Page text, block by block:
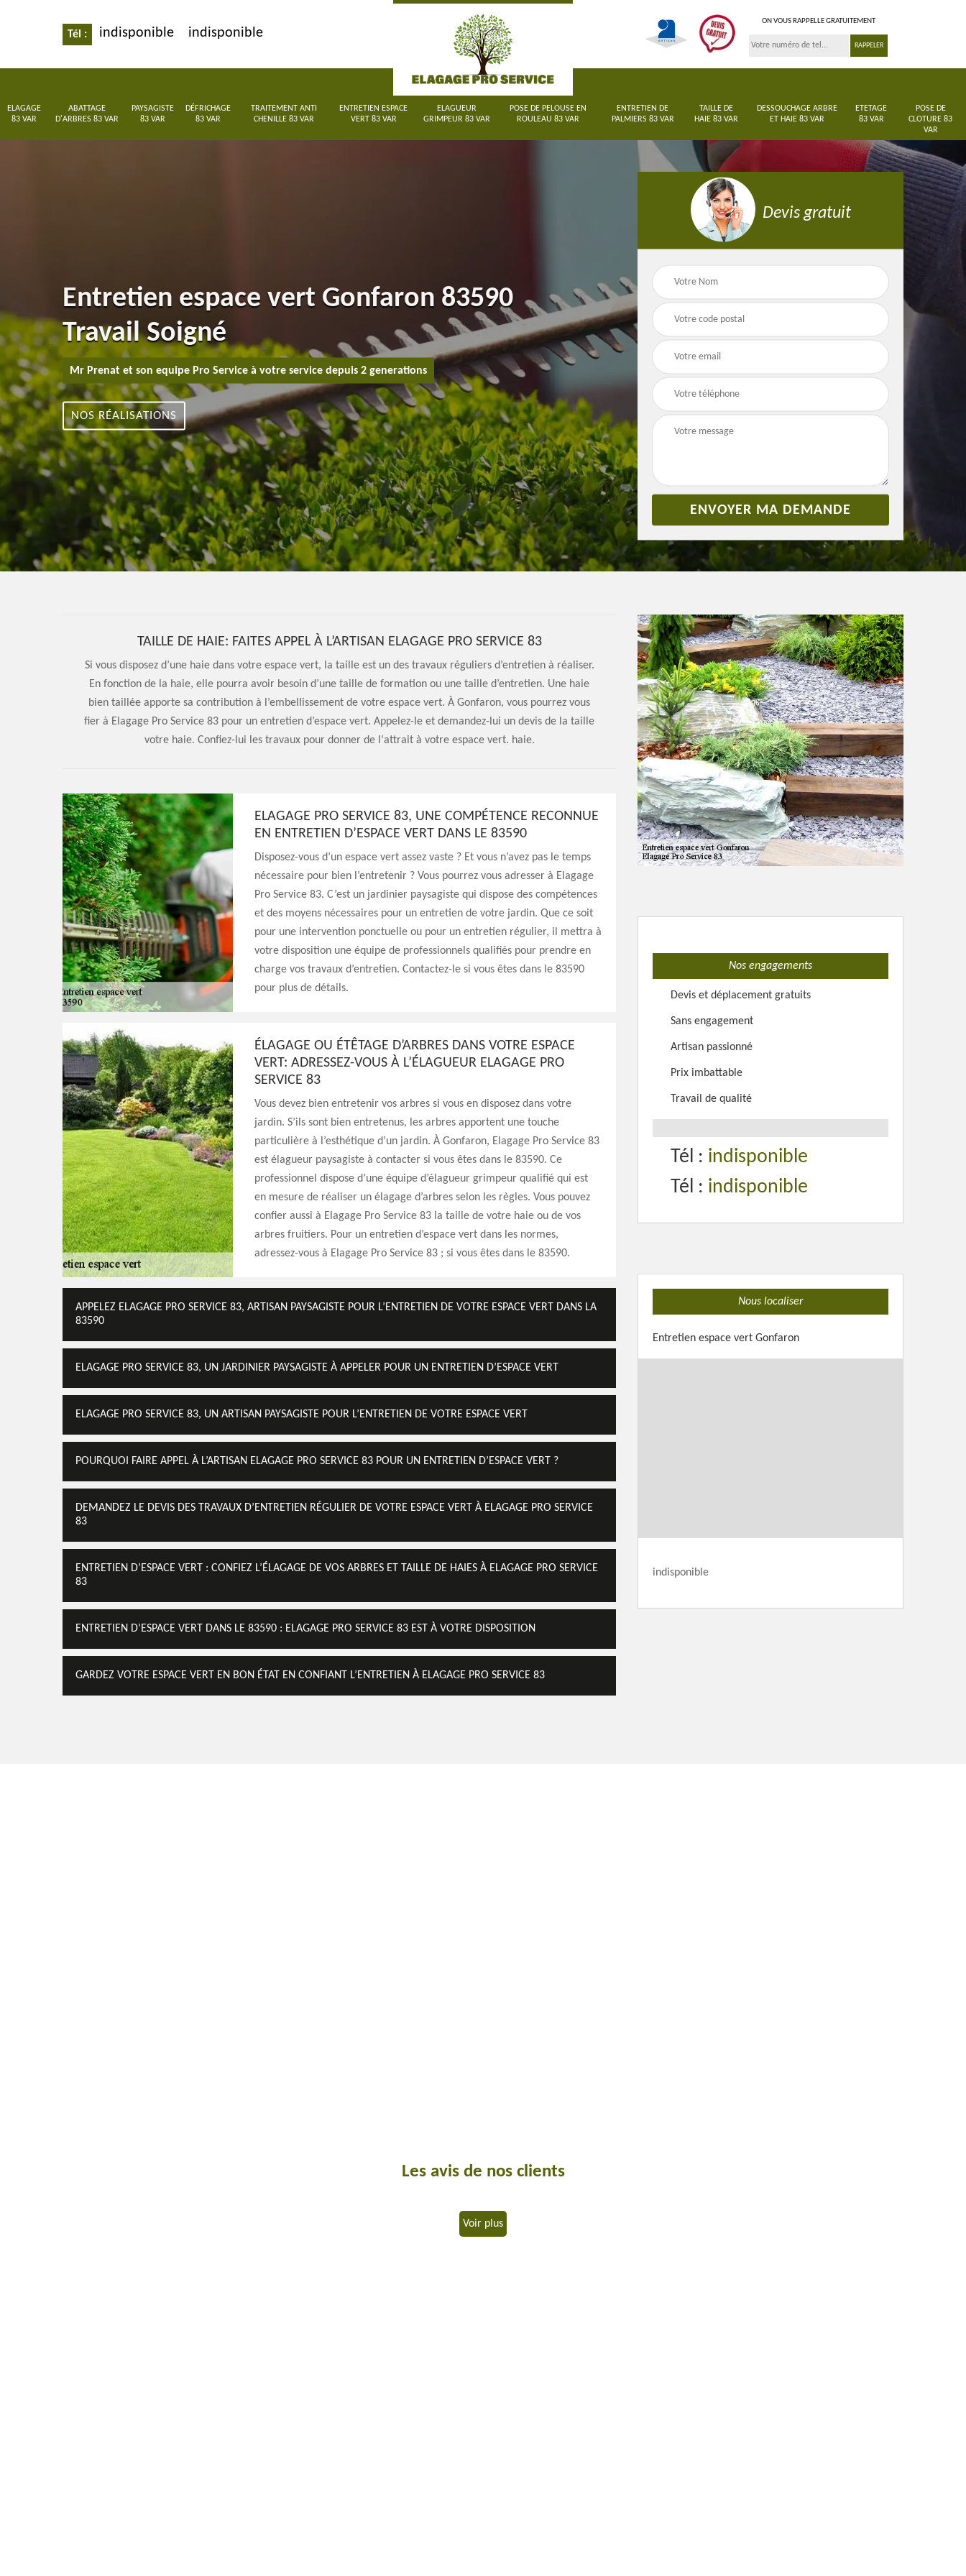
Tél : indisponible indisponible
ON VOUS RAPPELLE GRATUITEMENT
ELAGAGE
83 VAR
ABATTAGE
D'ARBRES 83 VAR
PAYSAGISTE
83 VAR
DÉFRICHAGE
83 VAR
TRAITEMENT ANTI
CHENILLE 83 VAR
ENTRETIEN ESPACE
VERT 83 VAR
ELAGUEUR
GRIMPEUR 83 VAR
POSE DE PELOUSE EN
ROULEAU 83 VAR
ENTRETIEN DE
PALMIERS 83 VAR
TAILLE DE
HAIE 83 VAR
DESSOUCHAGE ARBRE
ET HAIE 83 VAR
ETETAGE
83 VAR
POSE DE
CLOTURE 83
VAR
Entretien espace vert Gonfaron 83590
Travail Soigné
Mr Prenat et son equipe Pro Service à votre service depuis 2 generations
NOS RÉALISATIONS
Devis gratuit
TAILLE DE HAIE: FAITES APPEL À L’ARTISAN ELAGAGE PRO SERVICE 83
Si vous disposez d’une haie dans votre espace vert, la taille est un des travaux réguliers d’entretien à réaliser.
En fonction de la haie, elle pourra avoir besoin d’une taille de formation ou une taille d’entretien. Une haie
bien taillée apporte sa contribution à l’embellissement de votre espace vert. À Gonfaron, vous pourrez vous
fier à Elagage Pro Service 83 pour un entretien d’espace vert. Appelez-le et demandez-lui un devis de la taille
votre haie. Confiez-lui les travaux pour donner de l‘attrait à votre espace vert. haie.
ELAGAGE PRO SERVICE 83, UNE COMPÉTENCE RECONNUE
EN ENTRETIEN D’ESPACE VERT DANS LE 83590
Disposez-vous d’un espace vert assez vaste ? Et vous n’avez pas le temps
nécessaire pour bien l’entretenir ? Vous pourrez vous adresser à Elagage
Pro Service 83. C’est un jardinier paysagiste qui dispose des compétences
et des moyens nécessaires pour un entretien de votre jardin. Que ce soit
pour une intervention ponctuelle ou pour un entretien régulier, il mettra à
votre disposition une équipe de professionnels qualifiés pour prendre en
charge vos travaux d’entretien. Contactez-le si vous êtes dans le 83590
pour plus de détails.
ÉLAGAGE OU ÉTÊTAGE D’ARBRES DANS VOTRE ESPACE
VERT: ADRESSEZ-VOUS À L’ÉLAGUEUR ELAGAGE PRO
SERVICE 83
Vous devez bien entretenir vos arbres si vous en disposez dans votre
jardin. S’ils sont bien entretenus, les arbres apportent une touche
particulière à l’esthétique d’un jardin. À Gonfaron, Elagage Pro Service 83
est élagueur paysagiste à contacter si vous êtes dans le 83590. Ce
professionnel dispose d’une équipe d’élagueur grimpeur qualifié qui est
en mesure de réaliser un élagage d’arbres selon les règles. Vous pouvez
confier aussi à Elagage Pro Service 83 la taille de votre haie ou de vos
arbres fruitiers. Pour un entretien d’espace vert dans les normes,
adressez-vous à Elagage Pro Service 83 ; si vous êtes dans le 83590.
APPELEZ ELAGAGE PRO SERVICE 83, ARTISAN PAYSAGISTE POUR L’ENTRETIEN DE VOTRE ESPACE VERT DANS LA
83590
ELAGAGE PRO SERVICE 83, UN JARDINIER PAYSAGISTE À APPELER POUR UN ENTRETIEN D’ESPACE VERT
ELAGAGE PRO SERVICE 83, UN ARTISAN PAYSAGISTE POUR L’ENTRETIEN DE VOTRE ESPACE VERT
POURQUOI FAIRE APPEL À L’ARTISAN ELAGAGE PRO SERVICE 83 POUR UN ENTRETIEN D’ESPACE VERT ?
DEMANDEZ LE DEVIS DES TRAVAUX D’ENTRETIEN RÉGULIER DE VOTRE ESPACE VERT À ELAGAGE PRO SERVICE
83
ENTRETIEN D’ESPACE VERT : CONFIEZ L’ÉLAGAGE DE VOS ARBRES ET TAILLE DE HAIES À ELAGAGE PRO SERVICE
83
ENTRETIEN D’ESPACE VERT DANS LE 83590 : ELAGAGE PRO SERVICE 83 EST À VOTRE DISPOSITION
GARDEZ VOTRE ESPACE VERT EN BON ÉTAT EN CONFIANT L’ENTRETIEN À ELAGAGE PRO SERVICE 83
Nos engagements
Devis et déplacement gratuits
Sans engagement
Artisan passionné
Prix imbattable
Travail de qualité
Tél : indisponible
Tél : indisponible
Nous localiser
Entretien espace vert Gonfaron
indisponible
Les avis de nos clients
Voir plus